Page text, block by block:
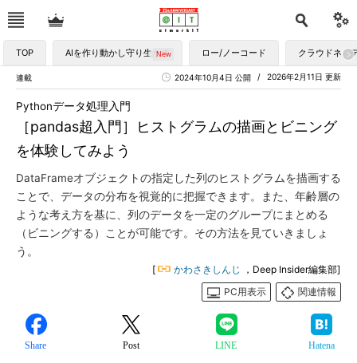
TOP AIを作り動かし守り生かす ロー/ノーコード クラウドネイ
連載 2026年2月11日 更新
2024年10月4日 公開
［pandas超入門］ヒストグラムの描画とビニング
を体験してみよう
Pythonデータ処理入門
DataFrameオブジェクトの指定した列のヒストグラムを描画する
ことで、データの分布を視覚的に把握できます。また、年齢層の
ような考え方を基に、列のデータを一定のグループにまとめる
（ビニングする）ことが可能です。その方法を見ていきましょ
う。
[ かわさきしんじ
，Deep Insider編集部]
PC用表示
関連情報
Share Post LINE Hatena